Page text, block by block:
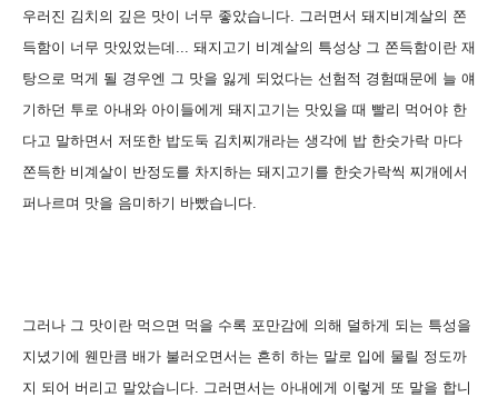
우러진 김치의 깊은 맛이 너무 좋았습니다. 그러면서 돼지비계살의 쫀
득함이 너무 맛있었는데... 돼지고기 비계살의 특성상 그 쫀득함이란 재
탕으로 먹게 될 경우엔 그 맛을 잃게 되었다는 선험적 경험때문에 늘 얘
기하던 투로 아내와 아이들에게 돼지고기는 맛있을 때 빨리 먹어야 한
다고 말하면서 저또한 밥도둑 김치찌개라는 생각에 밥 한숫가락 마다
쫀득한 비계살이 반정도를 차지하는 돼지고기를 한숫가락씩 찌개에서
퍼나르며 맛을 음미하기 바빴습니다.
그러나 그 맛이란 먹으면 먹을 수록 포만감에 의해 덜하게 되는 특성을
지녔기에 웬만큼 배가 불러오면서는 흔히 하는 말로 입에 물릴 정도까
지 되어 버리고 말았습니다. 그러면서는 아내에게 이렇게 또 말을 합니